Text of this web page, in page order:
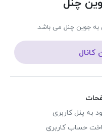
چنل
جوین چنل می باشد.
کانال
به پنل کاربری
حساب کاربری